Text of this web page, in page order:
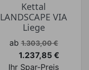
Kettal
LANDSCAPE VIA
Liege
Verkaufspreis
ab 1.303,00 €
Preis
1.237,85 €
Ihr Spar-Preis